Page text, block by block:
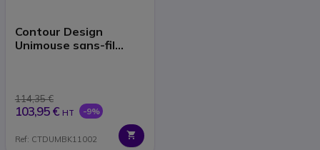
Contour Design
Unimouse sans-fil
114,35 €
103,95 € HT -9%
Ref: CTDUMBK11002